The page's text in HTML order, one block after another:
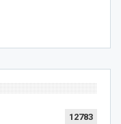
12783